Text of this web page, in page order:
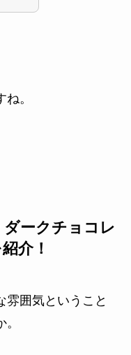
。
ダークチョコレ
介！
雰囲気ということ